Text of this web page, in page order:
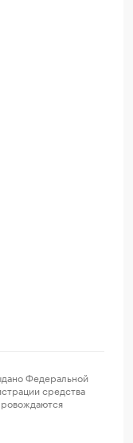
Федеральной
средства